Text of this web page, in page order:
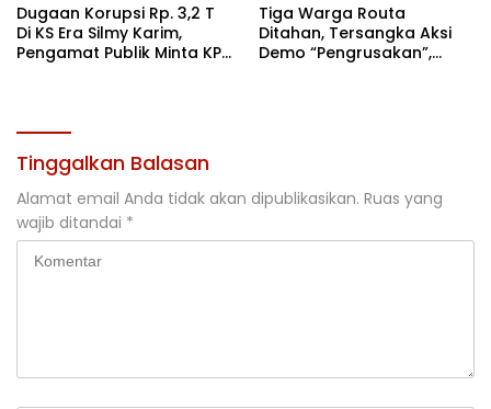
Dugaan Korupsi Rp. 3,2 T
Di KS Era Silmy Karim,
Pengamat Publik Minta KPK
Tiga Warga Routa
Ditahan, Tersangka Aksi
Demo “Pengrusakan”,
Tinggalkan Balasan
Alamat email Anda tidak akan dipublikasikan. Ruas yang
wajib ditandai *